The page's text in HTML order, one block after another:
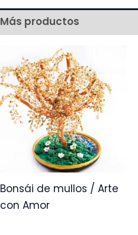
Más productos
Bonsái de mullos / Arte
con Amor